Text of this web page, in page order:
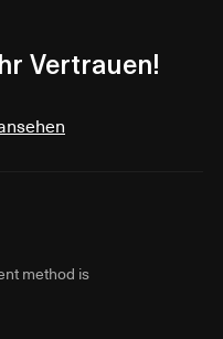
Vertrauen!
method is